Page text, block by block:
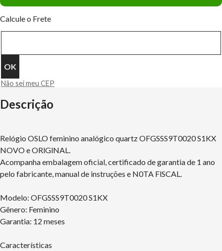
Calcule o Frete
Não sei meu CEP
Descrição
Relógio OSLO feminino analógico quartz OFGSSS9T0020 S1KX
NOVO e ORlGlNAL.
Acompanha embalagem oficial, certificado de garantia de 1 ano
pelo fabricante, manual de instruções e N0TA FlSCAL.
Modelo: OFGSSS9T0020 S1KX
Gênero: Feminino
Garantia: 12 meses
Características